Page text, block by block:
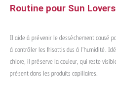
Routine pour Sun Lovers
Il aide à prévenir le dessèchement causé
à contrôler les frisottis dus à l’humidité.
chlore, il préserve la couleur, qui reste
présent dans les produits capillaires.